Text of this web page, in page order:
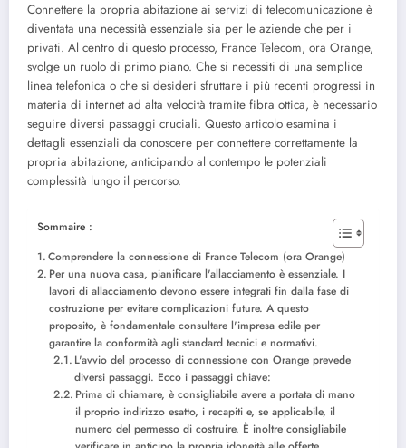
Connettere la propria abitazione ai servizi di telecomunicazione è
diventata una necessità essenziale sia per le aziende che per i
privati. Al centro di questo processo, France Telecom, ora Orange,
svolge un ruolo di primo piano. Che si necessiti di una semplice
linea telefonica o che si desideri sfruttare i più recenti progressi in
materia di internet ad alta velocità tramite fibra ottica, è necessario
seguire diversi passaggi cruciali. Questo articolo esamina i
dettagli essenziali da conoscere per connettere correttamente la
propria abitazione, anticipando al contempo le potenziali
complessità lungo il percorso.
Sommaire :
Comprendere la connessione di France Telecom (ora Orange)
Per una nuova casa, pianificare l'allacciamento è essenziale. I
lavori di allacciamento devono essere integrati fin dalla fase di
costruzione per evitare complicazioni future. A questo
proposito, è fondamentale consultare l'impresa edile per
garantire la conformità agli standard tecnici e normativi.
L'avvio del processo di connessione con Orange prevede
diversi passaggi. Ecco i passaggi chiave:
Prima di chiamare, è consigliabile avere a portata di mano
il proprio indirizzo esatto, i recapiti e, se applicabile, il
numero del permesso di costruire. È inoltre consigliabile